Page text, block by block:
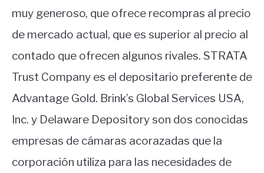
muy generoso, que ofrece recompras al precio
de mercado actual, que es superior al precio al
contado que ofrecen algunos rivales. STRATA
Trust Company es el depositario preferente de
Advantage Gold. Brink’s Global Services USA,
Inc. y Delaware Depository son dos conocidas
empresas de cámaras acorazadas que la
corporación utiliza para las necesidades de